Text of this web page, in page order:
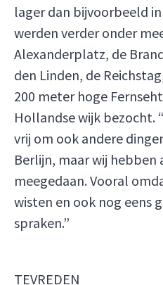
lager dan bijvoorbeeld
werden verder onder
Alexanderplatz, de
den Linden, de
200 meter hoge
Hollandse wijk bezocht.
vrij om ook andere
Berlijn, maar wij hebben
meegedaan. Vooral
wisten en ook nog eens
spraken.”
TEVREDEN